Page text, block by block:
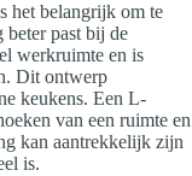
het belangrijk om te
past bij de
werkruimte en is
Dit ontwerp
keukens. Een L-
van een ruimte en
kan aantrekkelijk zijn
is.